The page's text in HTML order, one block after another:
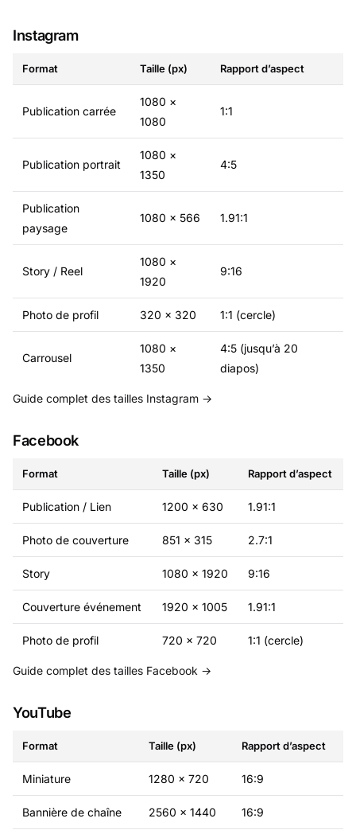
Instagram
Format Taille (px) Rapport d’aspect
Publication carrée
1080 ×
1080
1:1
Publication portrait
1080 ×
1350
4:5
Publication
paysage
1080 × 566 1.91:1
Story / Reel
1080 ×
1920
9:16
Photo de profil 320 × 320 1:1 (cercle)
Carrousel
1080 ×
1350
4:5 (jusqu’à 20
diapos)
Guide complet des tailles Instagram →
Facebook
Format Taille (px) Rapport d’aspect
Publication / Lien 1200 × 630 1.91:1
Photo de couverture 851 × 315 2.7:1
Story 1080 × 1920 9:16
Couverture événement 1920 × 1005 1.91:1
Photo de profil 720 × 720 1:1 (cercle)
Guide complet des tailles Facebook →
YouTube
Format Taille (px) Rapport d’aspect
Miniature 1280 × 720 16:9
Bannière de chaîne 2560 × 1440 16:9